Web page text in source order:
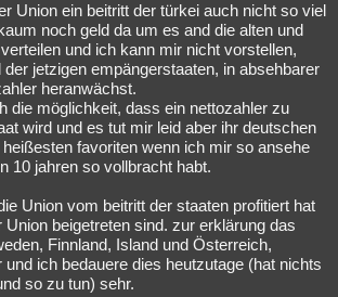
Union ein beitritt der türkei auch nicht so viel
noch geld da um es and die alten und
und ich kann mir nicht vorstellen,
jetzigen empängerstaaten, in absehbarer
heranwächst.
die möglichkeit, dass ein nettozahler zu
wird und es tut mir leid aber ihr deutschen
favoriten wenn ich mir so ansehe
10 jahren so vollbracht habt.
Union vom beitritt der staaten profitiert hat
beigetreten sind. zur erklärung das
Finnland, Island und Österreich,
ich bedauere dies heutzutage (hat nichts
so zu tun) sehr.